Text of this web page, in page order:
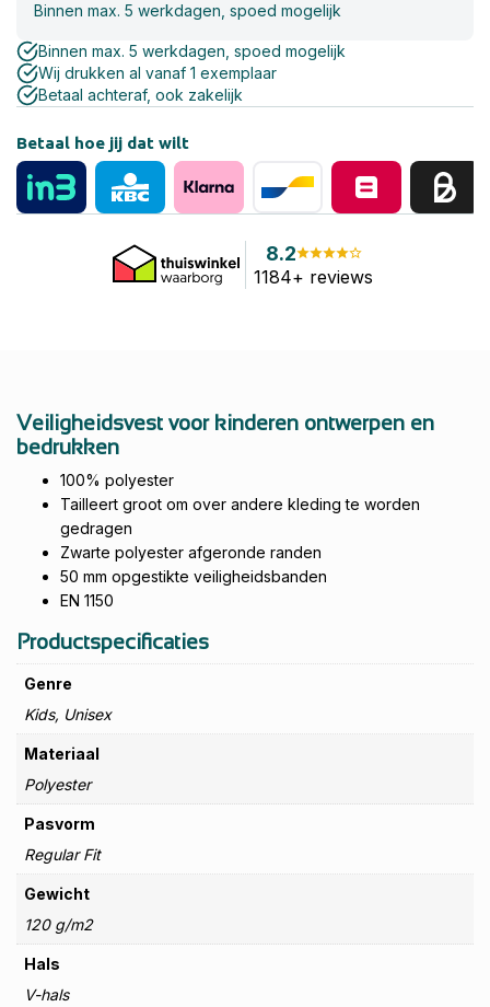
Binnen max. 5 werkdagen, spoed mogelijk
Binnen max. 5 werkdagen, spoed mogelijk
Wij drukken al vanaf 1 exemplaar
Betaal achteraf, ook zakelijk
Betaal hoe jij dat wilt
8.2
1184+ reviews
Veiligheidsvest voor kinderen ontwerpen en
bedrukken
100% polyester
Tailleert groot om over andere kleding te worden
gedragen
Zwarte polyester afgeronde randen
50 mm opgestikte veiligheidsbanden
EN 1150
Productspecificaties
Genre
Kids, Unisex
Materiaal
Polyester
Pasvorm
Regular Fit
Gewicht
120 g/m2
Hals
V-hals